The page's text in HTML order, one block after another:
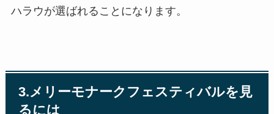
ハラウが選ばれることになります。
3.メリーモナークフェスティバルを見
るには